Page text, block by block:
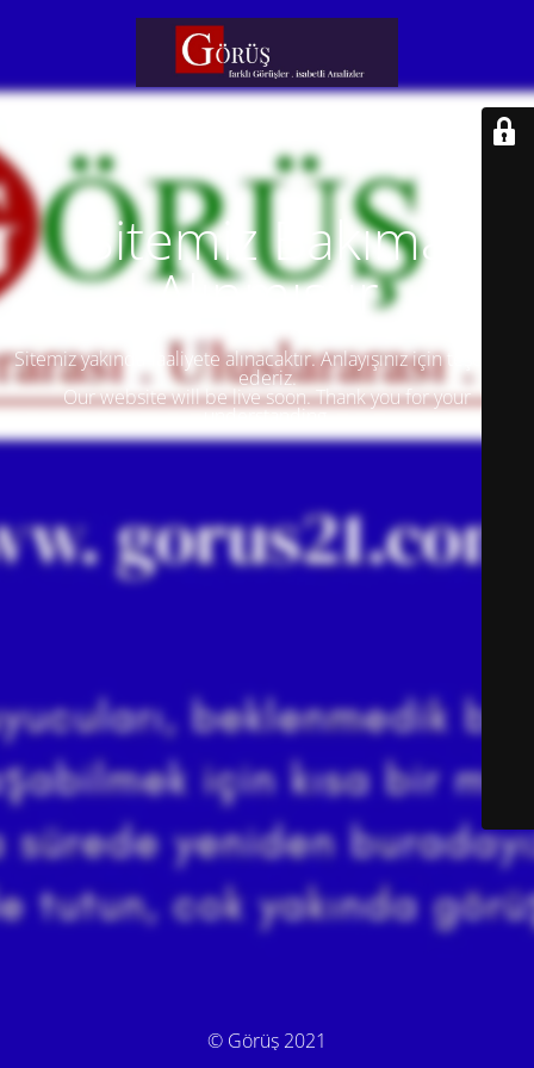
Sitemiz Bakıma
Alınmıştır
Sitemiz yakında faaliyete alınacaktır. Anlayışınız için teşekkür
ederiz.
Our website will be live soon. Thank you for your
understanding.
© Görüş 2021